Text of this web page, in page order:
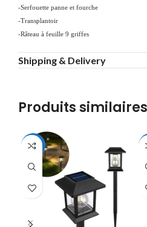
-Serfouette panne et fourche
-Transplantoir
-Râteau à feuille 9 griffes
Shipping & Delivery
Produits similaires
-22%